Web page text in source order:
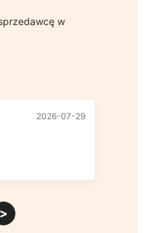
w
2026-07-29
>